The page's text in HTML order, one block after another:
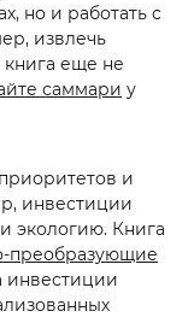
но и работать с
извлечь
книга еще не
саммари у
и
инвестиции
экологию. Книга
преобразующие
инвестиции